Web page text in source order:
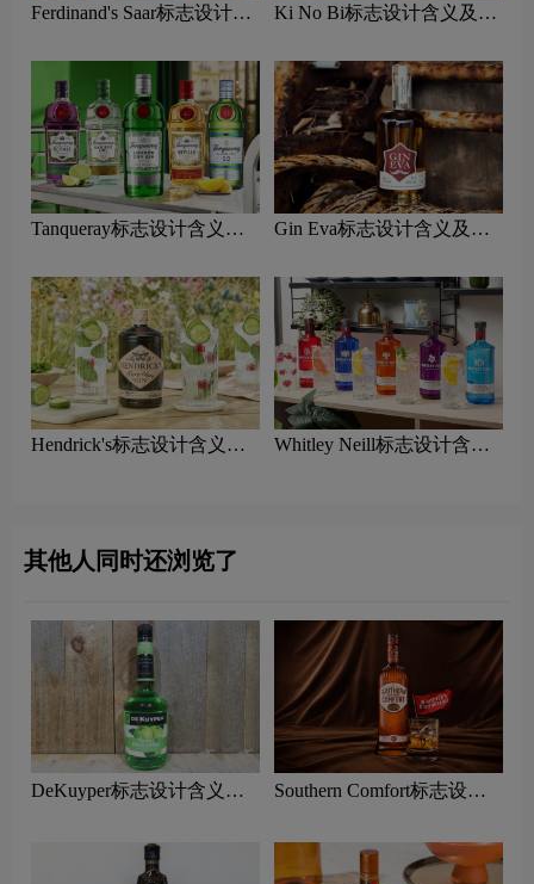
Ferdinand's Saar标志设计含
Ki No Bi标志设计含义及杜
Tanqueray标志设计含义及
Gin Eva标志设计含义及杜
Hendrick's标志设计含义及
Whitley Neill标志设计含义
其他人同时还浏览了
DeKuyper标志设计含义及
Southern Comfort标志设计